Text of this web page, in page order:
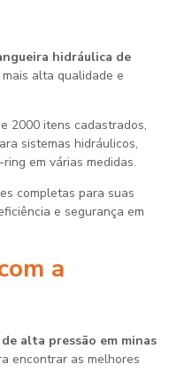
hidráulica de
mais alta qualidade e
2000 itens cadastrados,
sistemas hidráulicos,
em várias medidas.
completas para suas
e segurança em
a
alta pressão em minas
encontrar as melhores